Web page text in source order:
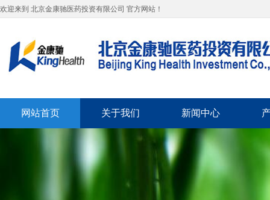
欢迎来到 北京金康驰医药投资有限公司 官方网站！
网站首页 关于我们 新闻中心